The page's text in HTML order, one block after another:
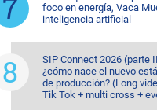
foco en energía, Vaca
inteligencia artificial
SIP Connect 2026 (parte
¿cómo nace el nuevo
de producción? (Long
Tik Tok + multi cross +